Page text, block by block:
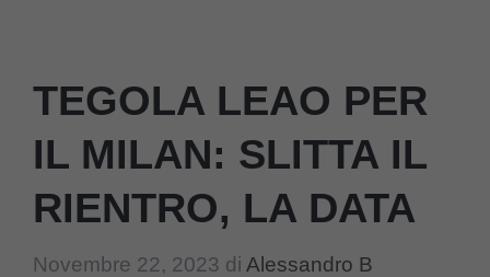
TEGOLA LEAO PER
IL MILAN: SLITTA IL
RIENTRO, LA DATA
Novembre 22, 2023 di Alessandro B